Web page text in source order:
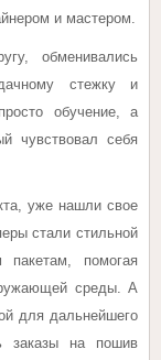
и мастером.
обменивались
стежку и
обучение, а
чувствовал себя
уже нашли свое
стали стильной
пакетам, помогая
среды. А
для дальнейшего
заказы на пошив